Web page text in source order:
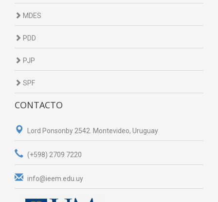
MDES
PDD
PJP
SPF
CONTACTO
Lord Ponsonby 2542. Montevideo, Uruguay
(+598) 2709 7220
info@ieem.edu.uy